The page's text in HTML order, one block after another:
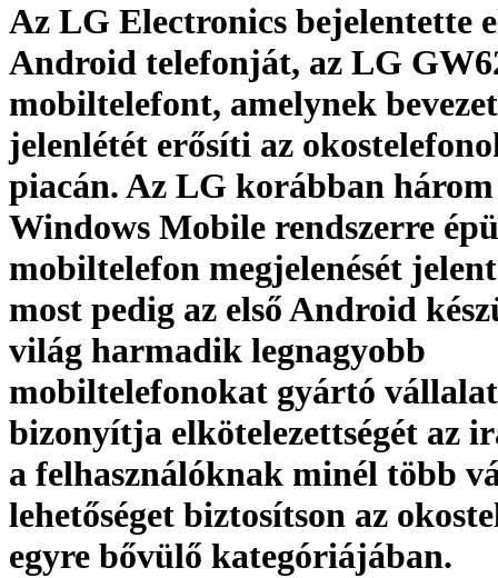
Az LG Electronics bejelentette
Android telefonját, az LG
mobiltelefont, amelynek
jelenlétét erősíti az
piacán. Az LG korábban
Windows Mobile rendszerre
mobiltelefon megjelenését
most pedig az első Android
világ harmadik legnagyobb
mobiltelefonokat gyártó
bizonyítja elkötelezettségét az
a felhasználóknak minél több
lehetőséget biztosítson az
egyre bővülő kategóriájában.